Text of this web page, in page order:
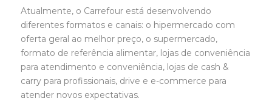
Atualmente, o Carrefour está desenvolvendo
diferentes formatos e canais: o hipermercado com
oferta geral ao melhor preço, o supermercado,
formato de referência alimentar, lojas de conveniência
para atendimento e conveniência, lojas de cash &
carry para profissionais, drive e e-commerce para
atender novos expectativas.